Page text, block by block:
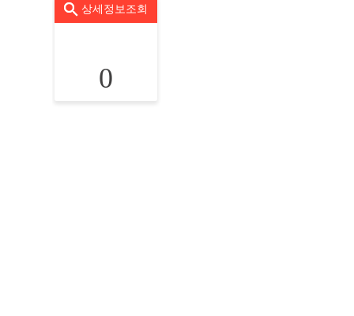
상세정보조회
0